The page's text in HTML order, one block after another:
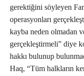
gerektiğini söyleyen
operasyonları
kayba neden olmadan
gerçekleştirmeli” diye
hakkı bulunup
Haq, “Tüm halkların